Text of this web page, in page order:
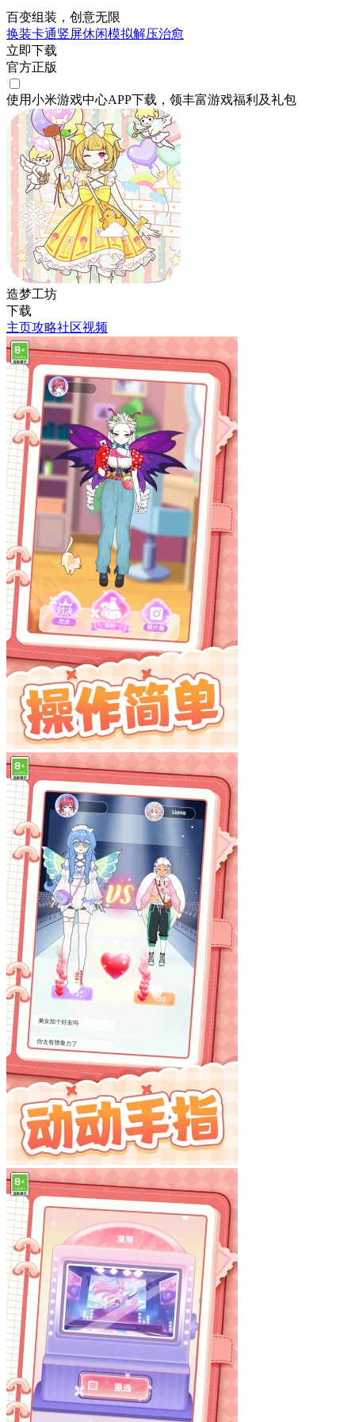
百变组装，创意无限
换装卡通竖屏休闲模拟解压治愈
立即下载
官方正版
使用小米游戏中心APP下载 ，领丰富游戏福利 及礼包
造梦工坊
下载
主页攻略社区视频